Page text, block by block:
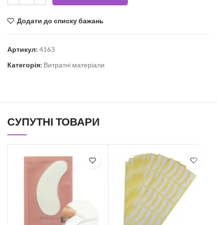
Додати до списку бажань
Артикул: 4163
Категорія: Витратні матеріали
СУПУТНІ ТОВАРИ